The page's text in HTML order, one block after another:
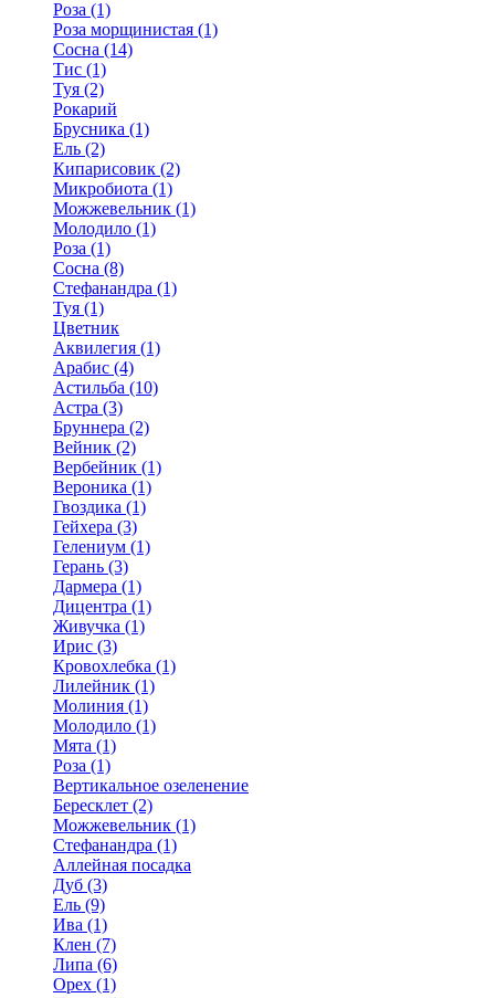
Роза (1)
Роза морщинистая (1)
Сосна (14)
Тис (1)
Туя (2)
Рокарий
Брусника (1)
Ель (2)
Кипарисовик (2)
Микробиота (1)
Можжевельник (1)
Молодило (1)
Роза (1)
Сосна (8)
Стефанандра (1)
Туя (1)
Цветник
Аквилегия (1)
Арабис (4)
Астильба (10)
Астра (3)
Бруннера (2)
Вейник (2)
Вербейник (1)
Вероника (1)
Гвоздика (1)
Гейхера (3)
Гелениум (1)
Герань (3)
Дармера (1)
Дицентра (1)
Живучка (1)
Ирис (3)
Кровохлебка (1)
Лилейник (1)
Молиния (1)
Молодило (1)
Мята (1)
Роза (1)
Вертикальное озеленение
Бересклет (2)
Можжевельник (1)
Стефанандра (1)
Аллейная посадка
Дуб (3)
Ель (9)
Ива (1)
Клен (7)
Липа (6)
Орех (1)